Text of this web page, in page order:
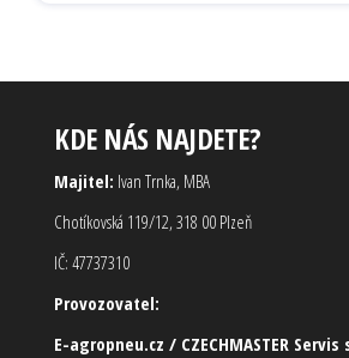
KDE NÁS NAJDETE?
Majitel: Ivan Trnka, MBA
Chotíkovská 119/12, 318 00 Plzeň
IČ: 47737310
Provozovatel:
E-agropneu.cz / CZECHMASTER Servis